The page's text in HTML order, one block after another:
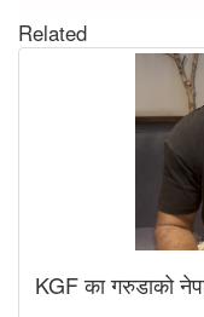
Related
KGF का गरुडाको